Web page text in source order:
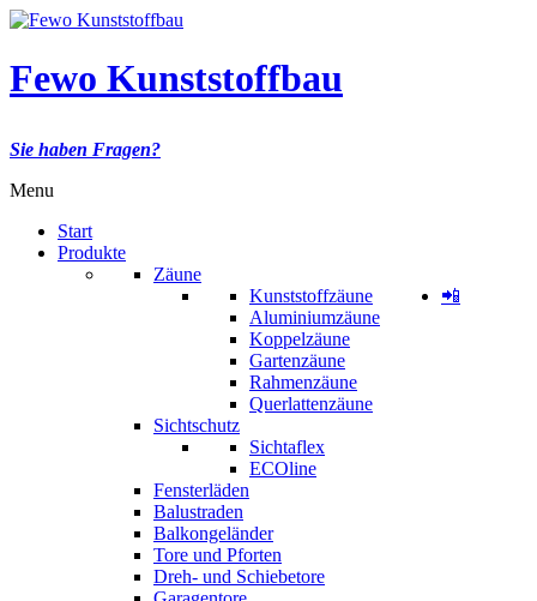
Fewo Kunststoffbau
Sie haben Fragen?
Menu
Start
Produkte
Zäune
Kunststoffzäune
Aluminiumzäune
Koppelzäune
Gartenzäune
Rahmenzäune
Querlattenzäune
Sichtschutz
Sichtaflex
ECOline
Fensterläden
Balustraden
Balkongeländer
Tore und Pforten
Dreh- und Schiebetore
📲